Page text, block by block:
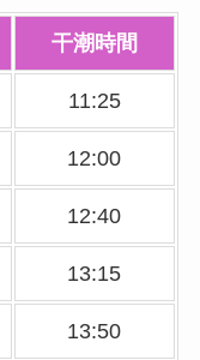
干潮時間
11:25
12:00
12:40
13:15
13:50